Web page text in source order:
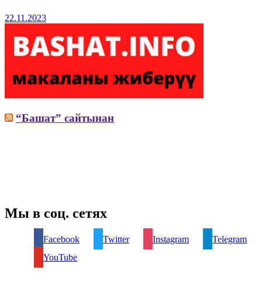
22.11.2023
“Башат” сайтынан
Мы в соц. сетях
Facebook Twitter Instagram
Telegram
YouTube